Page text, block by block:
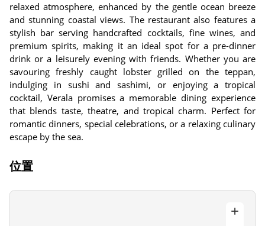
relaxed atmosphere, enhanced by the gentle ocean breeze
and stunning coastal views. The restaurant also features a
stylish bar serving handcrafted cocktails, fine wines, and
premium spirits, making it an ideal spot for a pre-dinner
drink or a leisurely evening with friends. Whether you are
savouring freshly caught lobster grilled on the teppan,
indulging in sushi and sashimi, or enjoying a tropical
cocktail, Verala promises a memorable dining experience
that blends taste, theatre, and tropical charm. Perfect for
romantic dinners, special celebrations, or a relaxing culinary
escape by the sea.
位置